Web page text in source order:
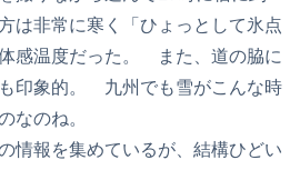
は非常に寒く「ひょっとして氷点
感温度だった。 また、道の脇に
印象的。 九州でも雪がこんな時
なのね。
情報を集めているが、結構ひどい